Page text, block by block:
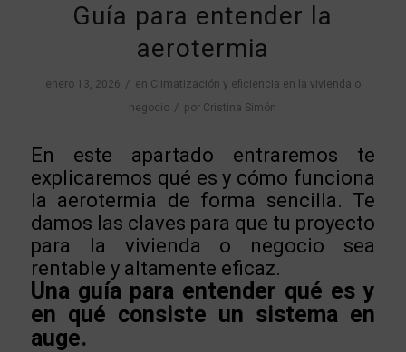
Guía para entender la
aerotermia
enero 13, 2026 / en Climatización y eficiencia en la vivienda o
negocio / por Cristina Simón
En este apartado entraremos te
explicaremos qué es y cómo funciona
la aerotermia de forma sencilla. Te
damos las claves para que tu proyecto
para la vivienda o negocio sea
rentable y altamente eficaz.
Una guía para entender qué es y
en qué consiste un sistema en
auge.